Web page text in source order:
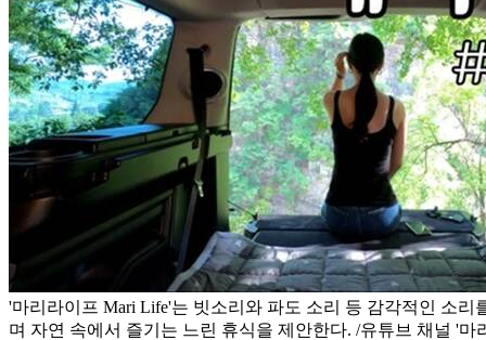
'마리라이프 Mari Life'는 빗소리와 파도 소리 등 감각적인 소리
며 자연 속에서 즐기는 느린 휴식을 제안한다. /유튜브 채널 '마